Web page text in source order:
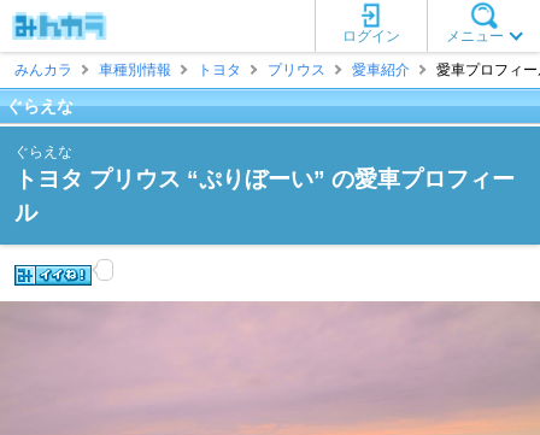
メニュー
ログイン
みんカラ
車種別情報 トヨタ プリウス 愛車紹介 愛車プロフィ
ぐらえな
ぐらえな
トヨタ プリウス “ぷりぼーい” の愛車プロフィー
ル